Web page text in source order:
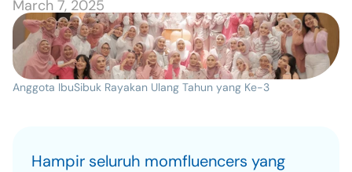
March 7, 2025
Anggota IbuSibuk Rayakan Ulang Tahun yang Ke-3
Hampir seluruh momfluencers yang